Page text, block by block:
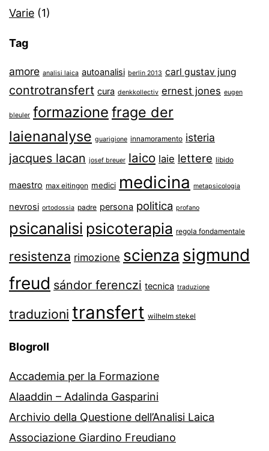
Varie (1)
Tag
amore analisi laica autoanalisi berlin 2013 carl gustav jung
controtransfert cura denkkollectiv ernest jones eugen
bleuler formazione frage der
laienanalyse guarigione innamoramento isteria
jacques lacan josef breuer laico laie lettere libido
maestro max eitingon medici medicina metapsicologia
nevrosi ortodossia padre persona politica profano
psicanalisi psicoterapia regola fondamentale
resistenza rimozione scienza sigmund
freud sándor ferenczi tecnica traduzione
traduzioni transfert wilhelm stekel
Blogroll
Accademia per la Formazione
Alaaddin – Adalinda Gasparini
Archivio della Questione dell’Analisi Laica
Associazione Giardino Freudiano